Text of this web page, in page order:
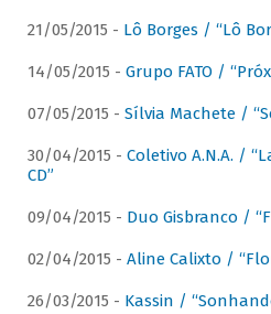
21/05/2015 - Lô Borges / “Lô
14/05/2015 - Grupo FATO /
07/05/2015 - Sílvia Machete /
30/04/2015 - Coletivo A.N.A. /
CD”
09/04/2015 - Duo Gisbranco /
02/04/2015 - Aline Calixto /
26/03/2015 - Kassin /